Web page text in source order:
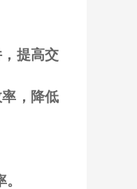
提高交
，降低